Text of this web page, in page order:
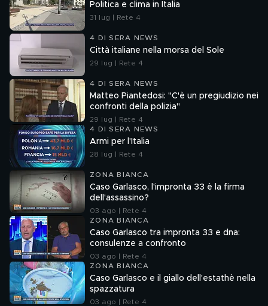
Politica e clima in Italia
31 lug | Rete 4
4 DI SERA NEWS
Città italiane nella morsa del Sole
29 lug | Rete 4
4 DI SERA NEWS
Matteo Piantedosi: "C'è un pregiudizio nei
confronti della polizia"
29 lug | Rete 4
4 DI SERA NEWS
Armi per l'Italia
28 lug | Rete 4
ZONA BIANCA
Caso Garlasco, l'impronta 33 è la firma
dell'assassino?
03 ago | Rete 4
ZONA BIANCA
Caso Garlasco tra impronta 33 e dna:
consulenze a confronto
03 ago | Rete 4
ZONA BIANCA
Caso Garlasco e il giallo dell'estathè nella
spazzatura
03 ago | Rete 4